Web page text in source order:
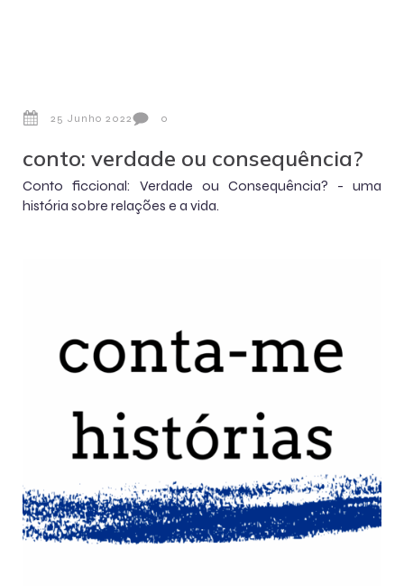
25 Junho 2022 0
conto: verdade ou consequência?
Conto ficcional: Verdade ou Consequência? - uma
história sobre relações e a vida.